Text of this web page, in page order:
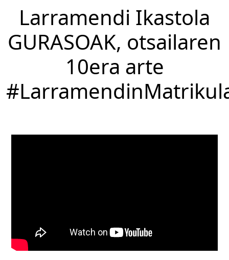
Larramendi Ikastola
GURASOAK, otsailaren
10era arte